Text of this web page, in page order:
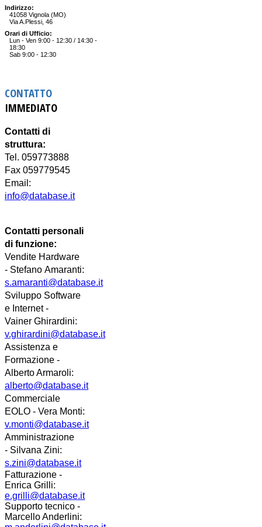
Indirizzo:
41058 Vignola (MO)
Via A.Plessi, 46
Orari di Ufficio:
Lun - Ven 9:00 - 12:30 / 14:30 -
18:30
Sab 9:00 - 12:30
CONTATTO
IMMEDIATO
Contatti di
struttura:
Tel. 059773888
Fax 059779545
Email:
info@database.it
Contatti personali
di funzione:
Vendite Hardware
- Stefano Amaranti:
s.amaranti@database.it
Sviluppo Software
e Internet -
Vainer Ghirardini:
v.ghirardini@database.it
Assistenza e
Formazione -
Alberto Armaroli:
alberto@database.it
Commerciale
EOLO - Vera Monti:
v.monti@database.it
Amministrazione
- Silvana Zini:
s.zini@database.it
Fatturazione -
Enrica Grilli:
e.grilli@database.it
Supporto tecnico -
Marcello Anderlini: